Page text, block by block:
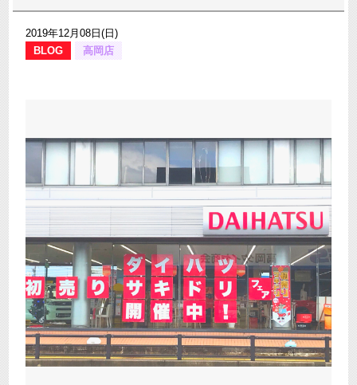
2019年12月08日(日)
BLOG
高岡店